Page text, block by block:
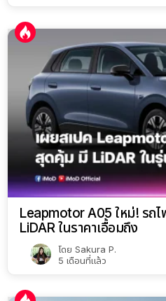
Leapmotor A05 ใหม่! รถ
LiDAR ในราคาเอื้อมถึง
โดย Sakura P.
5 เดือนที่แล้ว